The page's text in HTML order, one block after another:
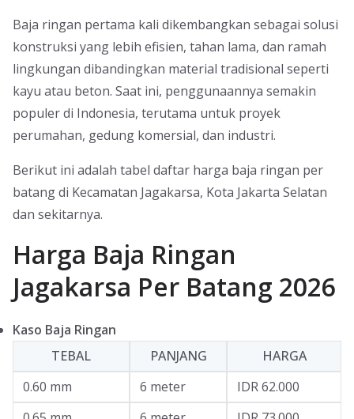
Baja ringan pertama kali dikembangkan sebagai solusi
konstruksi yang lebih efisien, tahan lama, dan ramah
lingkungan dibandingkan material tradisional seperti
kayu atau beton. Saat ini, penggunaannya semakin
populer di Indonesia, terutama untuk proyek
perumahan, gedung komersial, dan industri.
Berikut ini adalah tabel daftar harga baja ringan per
batang di Kecamatan Jagakarsa, Kota Jakarta Selatan
dan sekitarnya.
Harga Baja Ringan
Jagakarsa Per Batang 2026
Kaso Baja Ringan
TEBAL
PANJANG
HARGA
0.60 mm
6 meter
IDR 62.000